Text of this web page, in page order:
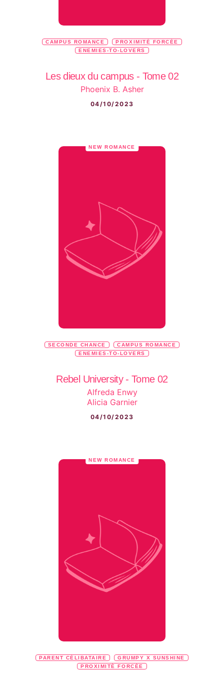
CAMPUS ROMANCE
PROXIMITÉ FORCÉE
ENEMIES-TO-LOVERS
Les dieux du campus - Tome 02
Phoenix B. Asher
04/10/2023
NEW ROMANCE
SECONDE CHANCE
CAMPUS ROMANCE
ENEMIES-TO-LOVERS
Rebel University - Tome 02
Alfreda Enwy
Alicia Garnier
04/10/2023
NEW ROMANCE
PARENT CÉLIBATAIRE
GRUMPY X SUNSHINE
PROXIMITÉ FORCÉE